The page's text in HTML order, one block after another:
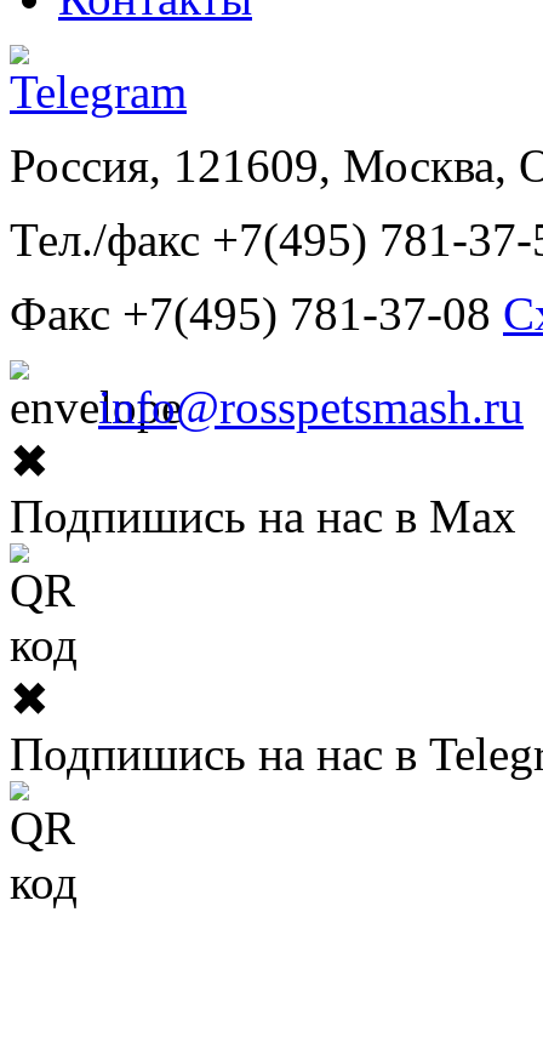
Россия, 121609, Москва,
Тел./факс +7(495) 781-37-
Факс +7(495) 781-37-08
info@rosspetsmash.ru
✖
Подпишись на нас в Max
✖
Подпишись на нас в